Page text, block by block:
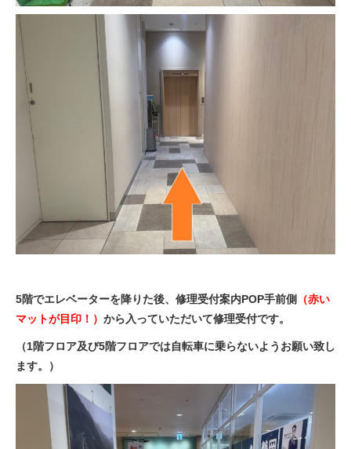
5階でエレベーターを降りた後、修理受付案内POP手前側
（赤い
マットが目印！） から入っていただいて修理受付です。
（1階フロア及び5階フロアでは自転車に乗らないようお願い致し
ます。）